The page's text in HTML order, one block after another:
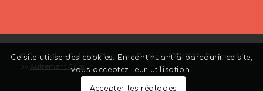
© Copyright – Opticien Stéphanie Danjou – 2007/2022 – Designed
by Autrement Com’
Ce site utilise des cookies. En continuant à parcourir ce site,
vous acceptez leur utilisation.
Accepter les réglages